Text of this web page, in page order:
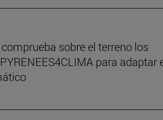
sobre el terreno los
para adaptar